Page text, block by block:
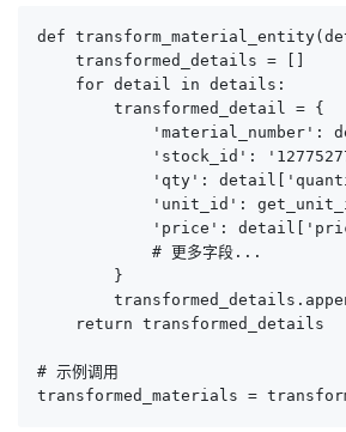
def
    transformed_details = []
    for detail in details:
        transformed_detail = {
'material_number':
'stock_id':
'qty':
'unit_id':
'price':
            # 更多字段...
        }
    return transformed_details
# 示例调用
transformed_materials =